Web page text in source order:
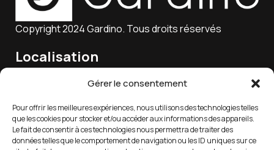
Gérer le consentement
Pour offrir les meilleures expériences, nous utilisons des technologies telles
que les cookies pour stocker et/ou accéder aux informations des appareils.
Le fait de consentir à ces technologies nous permettra de traiter des
données telles que le comportement de navigation ou les ID uniques sur ce
Copyright 2024 Gardino. Tous droits réservés
Localisation
15 Rue Charles Marie Lagier, 25300 Pontarlier, France
Email